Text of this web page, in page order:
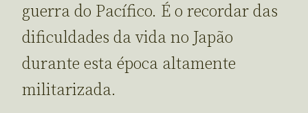
guerra do Pacífico. É o recordar das
dificuldades da vida no Japão
durante esta época altamente
militarizada.